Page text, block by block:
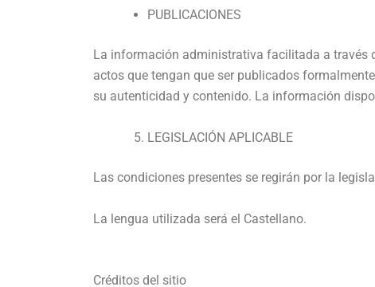
PUBLICACIONES
La información administrativa facilitada a través
actos que tengan que ser publicados
su autenticidad y contenido. La información
LEGISLACIÓN APLICABLE
Las condiciones presentes se regirán por la
La lengua utilizada será el Castellano.
Créditos del sitio